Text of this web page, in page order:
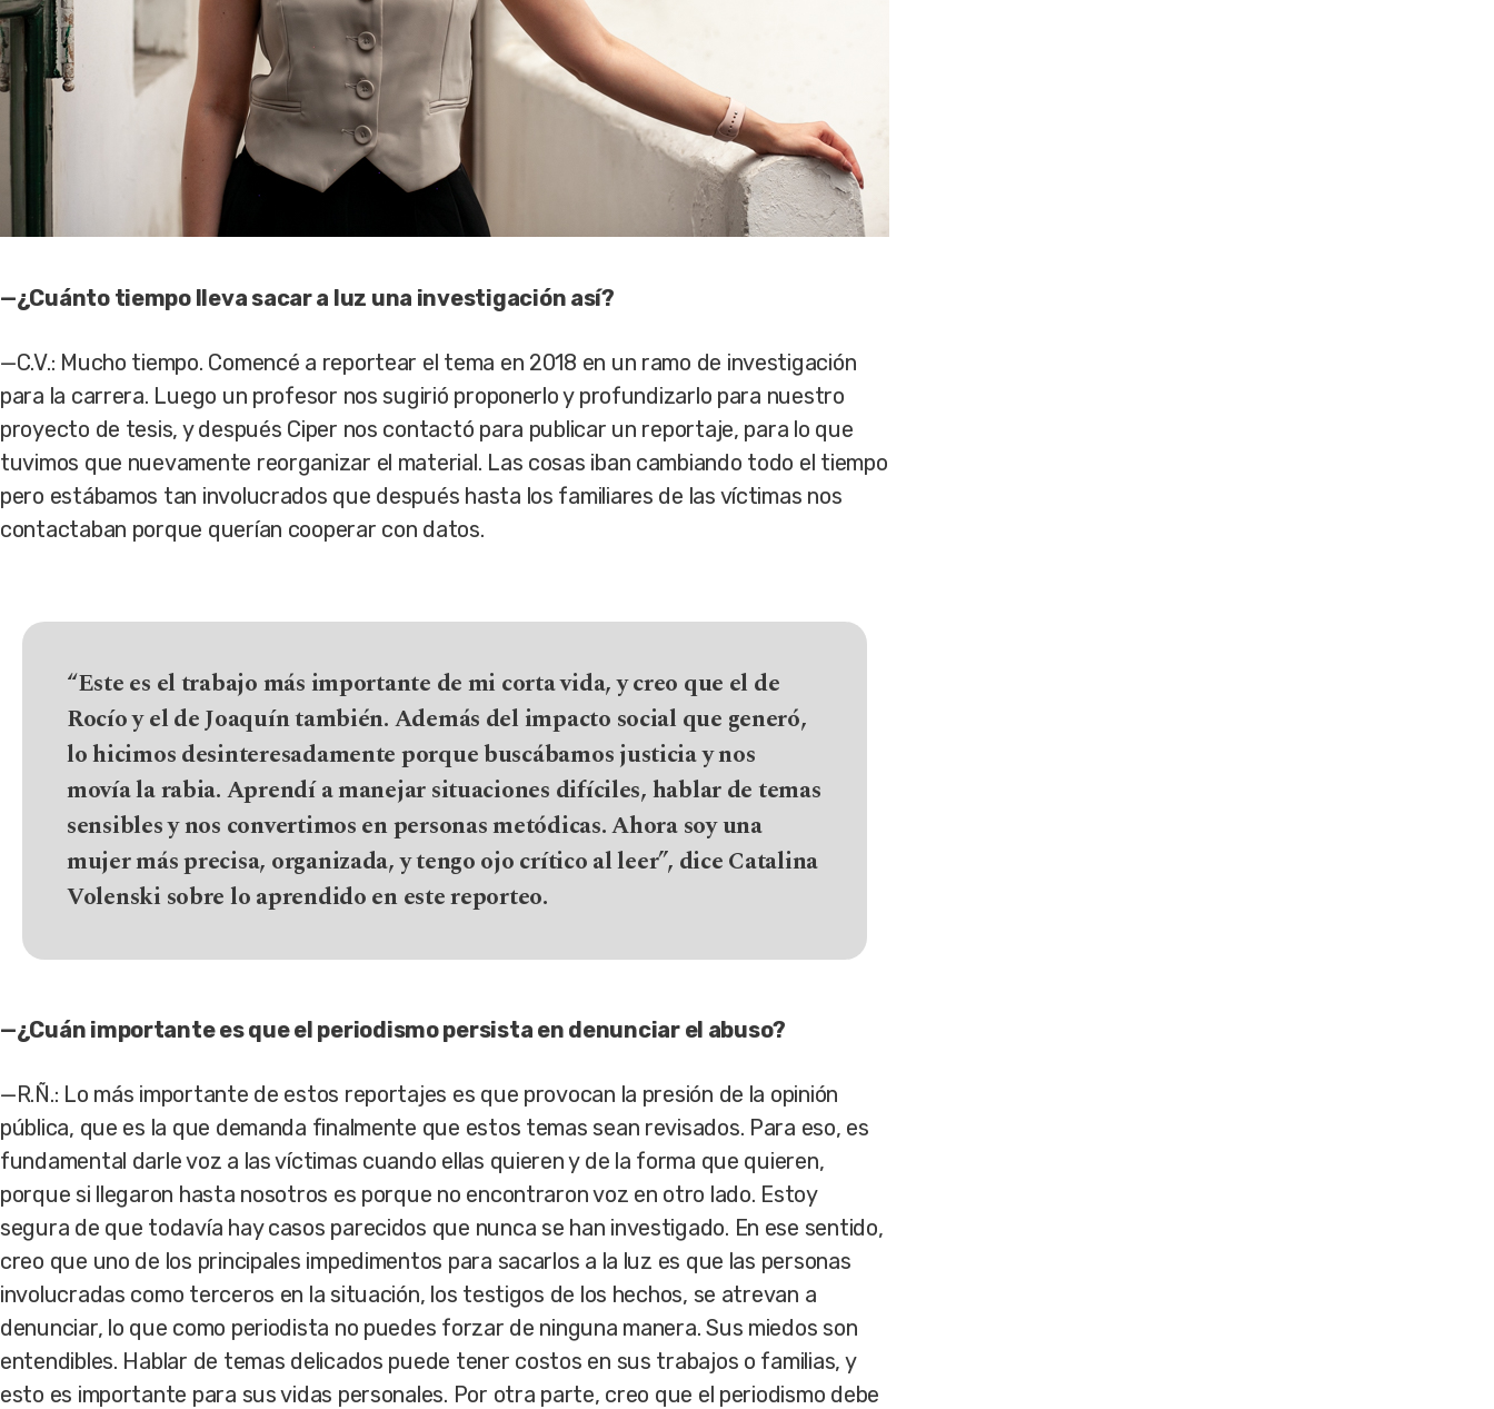
—¿Cuánto tiempo lleva sacar a luz una investigación así?
—C.V.: Mucho tiempo. Comencé a reportear el tema en 2018 en un ramo de investigación
para la carrera. Luego un profesor nos sugirió proponerlo y profundizarlo para nuestro
proyecto de tesis, y después Ciper nos contactó para publicar un reportaje, para lo que
tuvimos que nuevamente reorganizar el material. Las cosas iban cambiando todo el tiempo
pero estábamos tan involucrados que después hasta los familiares de las víctimas nos
contactaban porque querían cooperar con datos.
“Este es el trabajo más importante de mi corta vida, y creo que el de
Rocío y el de Joaquín también. Además del impacto social que generó,
lo hicimos desinteresadamente porque buscábamos justicia y nos
movía la rabia. Aprendí a manejar situaciones difíciles, hablar de temas
sensibles y nos convertimos en personas metódicas. Ahora soy una
mujer más precisa, organizada, y tengo ojo crítico al leer”, dice Catalina
Volenski sobre lo aprendido en este reporteo.
—¿Cuán importante es que el periodismo persista en denunciar el abuso?
—R.Ñ.: Lo más importante de estos reportajes es que provocan la presión de la opinión
pública, que es la que demanda finalmente que estos temas sean revisados. Para eso, es
fundamental darle voz a las víctimas cuando ellas quieren y de la forma que quieren,
porque si llegaron hasta nosotros es porque no encontraron voz en otro lado. Estoy
segura de que todavía hay casos parecidos que nunca se han investigado. En ese sentido,
creo que uno de los principales impedimentos para sacarlos a la luz es que las personas
involucradas como terceros en la situación, los testigos de los hechos, se atrevan a
denunciar, lo que como periodista no puedes forzar de ninguna manera. Sus miedos son
entendibles. Hablar de temas delicados puede tener costos en sus trabajos o familias, y
esto es importante para sus vidas personales. Por otra parte, creo que el periodismo debe